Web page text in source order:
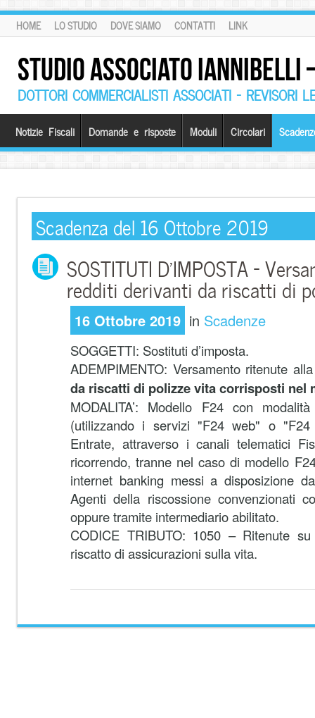
HOME LO STUDIO DOVE SIAMO CONTATTI LINK
STUDIO ASSOCIATO
DOTTORI COMMERCIALISTI ASSOCIATI – REVISORI
Notizie Fiscali Domande e risposte Moduli Circolari
Scadenza del 16 Ottobre 2019
SOSTITUTI D’IMPOSTA –
redditi derivanti da riscatti di
16 Ottobre 2019 in Scadenze
SOGGETTI: Sostituti d’imposta.
ADEMPIMENTO: Versamento ritenute
da riscatti di polizze vita corrisposti nel
MODALITA’: Modello F24 con modalità
(utilizzando i servizi "F24 web" o "F24
Entrate, attraverso i canali telematici
ricorrendo, tranne nel caso di modello
internet banking messi a disposizione
Agenti della riscossione convenzionati
oppure tramite intermediario abilitato.
CODICE TRIBUTO: 1050 – Ritenute
riscatto di assicurazioni sulla vita.